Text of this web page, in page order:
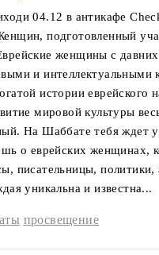
04.12 в антикафе
подготовленный
женщины с
и интеллектуальными
истории еврейского
мировой культуры
На Шаббате тебя ждет
о еврейских женщинах,
писательницы, политики,
уникальна и известна...
просвещение